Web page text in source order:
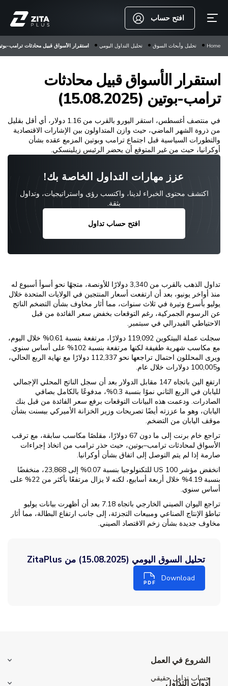
افتح حساب
Home تحليل وأبحاث السوق تحليل التداول اليومي استقرار الأسواق قبيل محادثات ترامب-بوتين
استقرار الأسواق قبيل محادثات
ترامب-بوتين (15.08.2025)
في منتصف أغسطس، استقر اليورو بالقرب من 1.16 دولار، أي أقل بقليل
من ذروة الشهر الماضي، حيث وازن المتداولون بين الإشارات الاقتصادية
والتطورات السياسية قبل اجتماع ترامب وبوتين المزمع عقده بشأن
أوكرانيا، حيث من غير المتوقع أن يحضر الرئيس زيلينسكي.
عزز مهارات التداول الخاصة بك!
اكتشف محتوى الخبراء لدينا، واكتسب رؤى واستراتيجيات، وتداول
بثقة.
افتح حساب تداول
تداول الذهب بالقرب من 3,340 دولارًا للأونصة، متجهًا نحو أسوأ أسبوع له
منذ أواخر يونيو، بعد أن ارتفعت أسعار المنتجين في الولايات المتحدة خلال
يوليو بأسرع وتيرة في ثلاث سنوات، مما أثار مخاوف بشأن التضخم الناتج
عن الرسوم الجمركية، رغم التوقعات بخفض سعر الفائدة من قبل
الاحتياطي الفيدرالي في سبتمبر.
سجلت عملة البيتكوين 119,092 دولارًا، مرتفعة بنسبة 0.61% خلال اليوم،
مع مكاسب شهرية طفيفة لكنها مرتفعة بنسبة 102% على أساس سنوي.
ويرى المحللون احتمال تراجعها نحو 112,337 دولارًا مع نهاية الربع الحالي،
و100,005 دولارات خلال عام.
ارتفع الين باتجاه 147 مقابل الدولار بعد أن سجل الناتج المحلي الإجمالي
لليابان في الربع الثاني نموًا بنسبة 0.3%، مدفوعًا بالكامل بصافي
الصادرات. ودعمت هذه البيانات التوقعات برفع سعر الفائدة من قبل بنك
اليابان، وهو ما عززته أيضًا تصريحات وزير الخزانة الأميركي بيسنت بشأن
موقف اليابان من التضخم.
تراجع خام برنت إلى ما دون 67 دولارًا، مقلصًا مكاسب سابقة، مع ترقب
الأسواق لمحادثات ترامب–بوتين، حيث حذر ترامب من اتخاذ إجراءات
صارمة إذا لم يتم التوصل إلى اتفاق بشأن أوكرانيا.
انخفض مؤشر US 100 للتكنولوجيا بنسبة 0.07% إلى 23,868، منخفضًا
بنسبة 4.19% خلال أربعة أسابيع، لكنه لا يزال مرتفعًا بأكثر من 22% على
أساس سنوي.
تراجع اليوان الصيني الخارجي باتجاه 7.18 بعد أن أظهرت بيانات يوليو
تباطؤ الإنتاج الصناعي ومبيعات التجزئة، إلى جانب ارتفاع البطالة، مما أثار
مخاوف جديدة بشأن زخم الاقتصاد الصيني.
تحليل السوق اليومي (15.08.2025) من ZitaPlus
Download
الشروع في العمل
حساب تداول حقيقي
أدوات التداول